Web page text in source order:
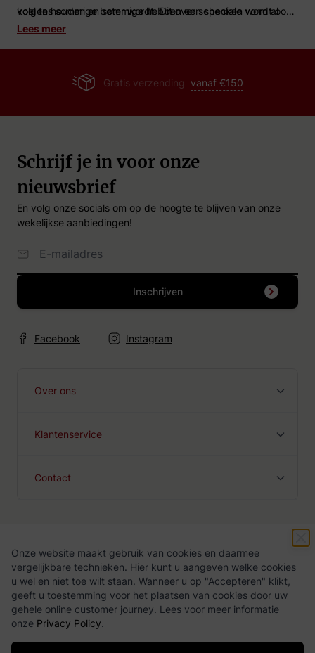
Onze website maakt gebruik van cookies en daarmee
vergelijkbare technieken. Hier kunt u aangeven welke cookies
u wel en niet toe wilt staan. Wanneer u op "Accepteren" klikt,
geeft u toestemming voor het plaatsen van cookies door uw
gehele online customer journey. Lees voor meer informatie
onze Privacy Policy.
koel te houden en sommige hebben een speciale vorm al
dan niet met een speciale functie.
volgens sommige beter wordt. Dit over schenken wordt ook
wel decanteren genoemd.
Lees meer
vanaf €150
Schrijf je in voor onze
nieuwsbrief
En volg onze socials om op de hoogte te blijven van onze
wekelijkse aanbiedingen!
Inschrijven
Facebook Instagram
Over ons
Klantenservice
Contact
Algemene voorwaarden Privacy Policy